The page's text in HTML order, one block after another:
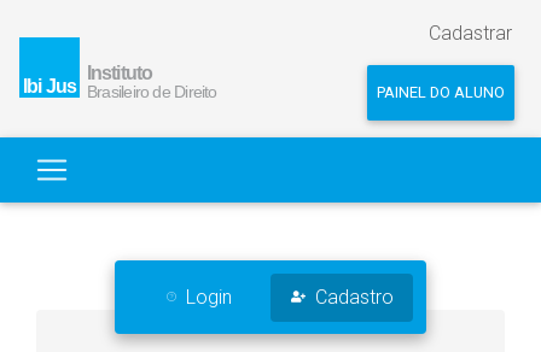
Cadastrar
PAINEL DO ALUNO
Login Cadastro